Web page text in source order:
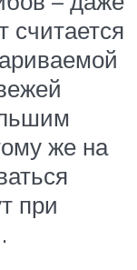
считается
же на
при